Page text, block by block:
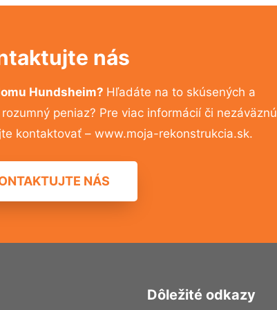
nás
Hundsheim? Hľadáte na to skúsených a
peniaz? Pre viac informácií či nezáväznú
kontaktovať – www.moja-rekonstrukcia.sk.
NÁS
Dôležité odkazy